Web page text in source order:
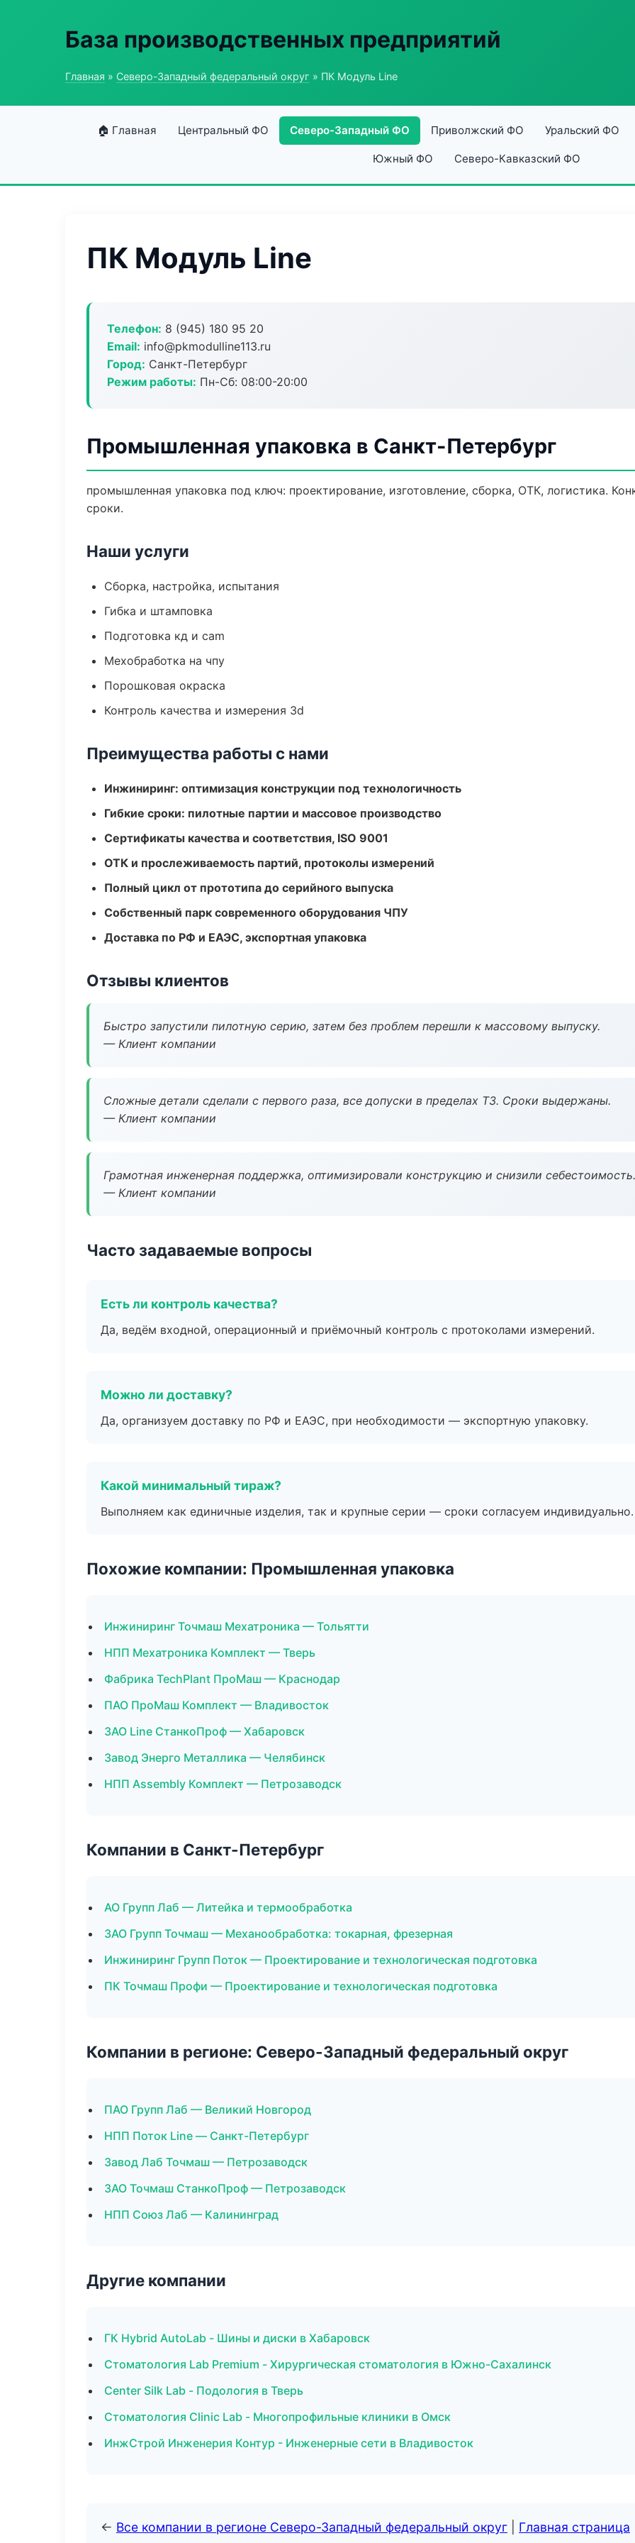
База производственных предприятий
Главная » Северо-Западный федеральный округ » ПК Модуль Line
🏠 Главная Центральный ФО Северо-Западный ФО Приволжский ФО Уральский ФО
Южный ФО Северо-Кавказский ФО
ПК Модуль Line
Телефон: 8 (945) 180 95 20
Email: info@pkmodulline113.ru
Город: Санкт-Петербург
Режим работы: Пн-Сб: 08:00-20:00
Промышленная упаковка в Санкт-Петербург
промышленная упаковка под ключ: проектирование, изготовление, сборка, ОТК, логистика.
сроки.
Наши услуги
Сборка, настройка, испытания
Гибка и штамповка
Подготовка кд и cam
Мехобработка на чпу
Порошковая окраска
Контроль качества и измерения 3d
Преимущества работы с нами
Инжиниринг: оптимизация конструкции под технологичность
Гибкие сроки: пилотные партии и массовое производство
Сертификаты качества и соответствия, ISO 9001
ОТК и прослеживаемость партий, протоколы измерений
Полный цикл от прототипа до серийного выпуска
Собственный парк современного оборудования ЧПУ
Доставка по РФ и ЕАЭС, экспортная упаковка
Отзывы клиентов
Быстро запустили пилотную серию, затем без проблем перешли к массовому выпуску.
— Клиент компании
Сложные детали сделали с первого раза, все допуски в пределах ТЗ. Сроки выдержаны.
— Клиент компании
Грамотная инженерная поддержка, оптимизировали конструкцию и снизили себестоимость.
— Клиент компании
Часто задаваемые вопросы
Есть ли контроль качества?
Да, ведём входной, операционный и приёмочный контроль с протоколами измерений.
Можно ли доставку?
Да, организуем доставку по РФ и ЕАЭС, при необходимости — экспортную упаковку.
Какой минимальный тираж?
Выполняем как единичные изделия, так и крупные серии — сроки согласуем индивидуально.
Похожие компании: Промышленная упаковка
Инжиниринг Точмаш Мехатроника — Тольятти
НПП Мехатроника Комплект — Тверь
Фабрика TechPlant ПроМаш — Краснодар
ПАО ПроМаш Комплект — Владивосток
ЗАО Line СтанкоПроф — Хабаровск
Завод Энерго Металлика — Челябинск
НПП Assembly Комплект — Петрозаводск
Компании в Санкт-Петербург
АО Групп Лаб — Литейка и термообработка
ЗАО Групп Точмаш — Механообработка: токарная, фрезерная
Инжиниринг Групп Поток — Проектирование и технологическая подготовка
ПК Точмаш Профи — Проектирование и технологическая подготовка
Компании в регионе: Северо-Западный федеральный округ
ПАО Групп Лаб — Великий Новгород
НПП Поток Line — Санкт-Петербург
Завод Лаб Точмаш — Петрозаводск
ЗАО Точмаш СтанкоПроф — Петрозаводск
НПП Союз Лаб — Калининград
Другие компании
ГК Hybrid AutoLab - Шины и диски в Хабаровск
Стоматология Lab Premium - Хирургическая стоматология в Южно-Сахалинск
Center Silk Lab - Подология в Тверь
Стоматология Clinic Lab - Многопрофильные клиники в Омск
ИнжСтрой Инженерия Контур - Инженерные сети в Владивосток
← Все компании в регионе Северо-Западный федеральный округ Главная страница